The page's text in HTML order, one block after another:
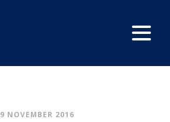
9 NOVEMBER 2016